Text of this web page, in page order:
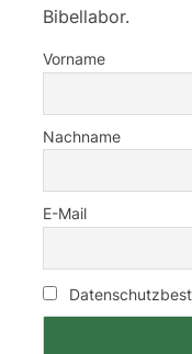
Bibellabor.
Vorname
Nachname
E-Mail